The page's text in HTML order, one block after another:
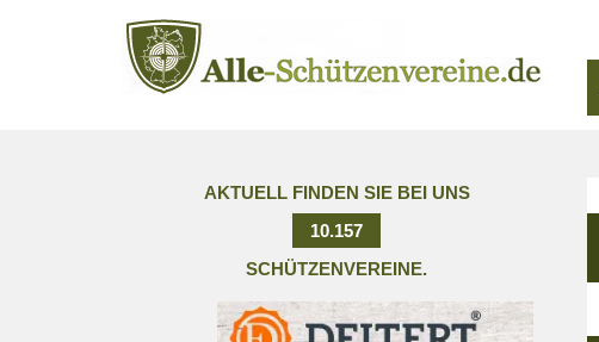
AKTUELL FINDEN SIE BEI UNS
10.157
SCHÜTZENVEREINE.